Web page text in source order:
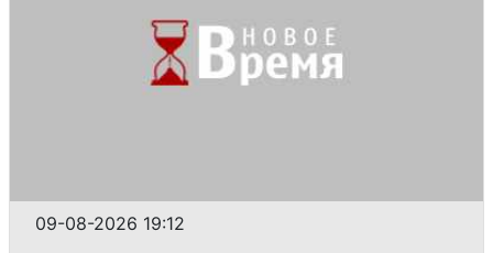
09-08-2026 19:12